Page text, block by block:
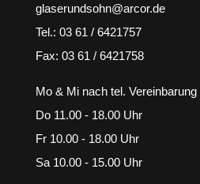
glaserundsohn@arcor.de
Tel.: 03 61 / 6421757
Fax: 03 61 / 6421758
Mo & Mi nach tel. Vereinbarung
Do 11.00 - 18.00 Uhr
Fr 10.00 - 18.00 Uhr
Sa 10.00 - 15.00 Uhr